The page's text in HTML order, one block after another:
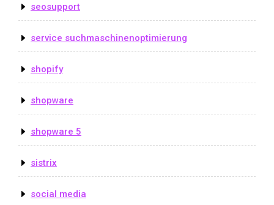
seosupport
service suchmaschinenoptimierung
shopify
shopware
shopware 5
sistrix
social media